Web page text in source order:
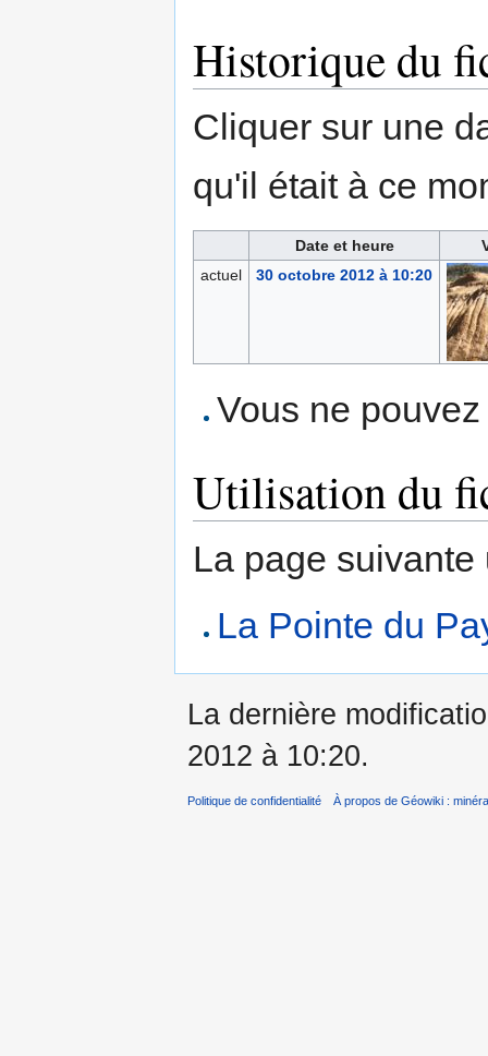
Historique du
Cliquer sur une
qu'il était à ce
Date et heure
actuel
30 octobre 2012 à 10:20
Vous ne
Utilisation du
La page
La Pointe du
La dernière
2012 à 10:20.
Politique de confidentialité À propos de Géowiki :